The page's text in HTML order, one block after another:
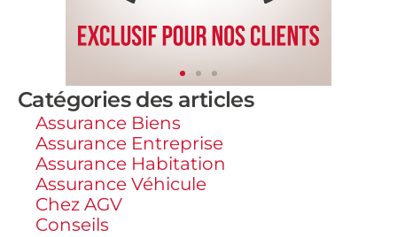
Catégories des articles
Assurance Biens
Assurance Entreprise
Assurance Habitation
Assurance Véhicule
Chez AGV
Conseils